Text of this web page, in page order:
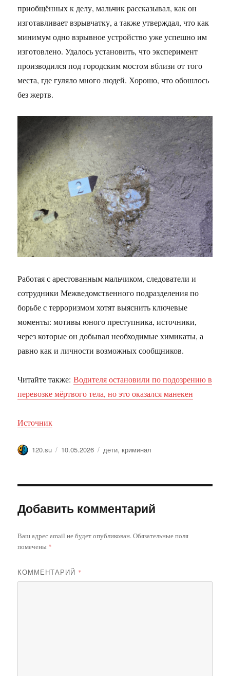
приобщённых к делу, мальчик рассказывал, как он
изготавливает взрывчатку, а также утверждал, что как
минимум одно взрывное устройство уже успешно им
изготовлено. Удалось установить, что эксперимент
производился под городским мостом вблизи от того
места, где гуляло много людей. Хорошо, что обошлось
без жертв.
Работая с арестованным мальчиком, следователи и
сотрудники Межведомственного подразделения по
борьбе с терроризмом хотят выяснить ключевые
моменты: мотивы юного преступника, источники,
через которые он добывал необходимые химикаты, а
равно как и личности возможных сообщников.
Читайте также:Водителя остановили по подозрению в
перевозке мёртвого тела, но это оказался манекен
Источник
Автор
120.su Опубликовано
10.05.2026 Метки
дети, криминал
Добавить комментарий
Ваш адрес email не будет опубликован.Обязательные поля
помечены *
КОММЕНТАРИЙ *